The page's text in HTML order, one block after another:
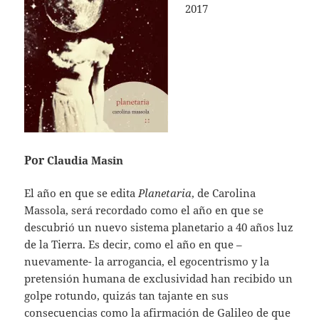
2017
Por Claudia Masin
El año en que se editaPlanetaria, de Carolina
Massola, será recordado como el año en que se
descubrió un nuevo sistema planetario a 40 años luz
de la Tierra. Es decir, como el año en que –
nuevamente- la arrogancia, el egocentrismo y la
pretensión humana de exclusividad han recibido un
golpe rotundo, quizás tan tajante en sus
consecuencias como la afirmación de Galileo de que